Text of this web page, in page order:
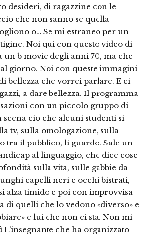
desideri, di ragazzine con le
che non sanno se quella
o… Se mi estraneo per un
Noi qui con questo video di
un b movie degli anni 70, ma che
giorno. Noi con queste immagini
bellezza che vorrei parlare. E ci
a dare bellezza. Il programma
con un piccolo gruppo di
scena cio che alcuni studenti si
tv, sulla omologazione, sulla
tra il pubblico, li guardo. Sale un
al linguaggio, che dice cose
sulla vita, sulle gabbie da
capelli neri e occhi bistrati,
alza timido e poi con improvvisa
di quelli che lo vedono «diverso» e
e lui che non ci sta. Non mi
che ha organizzato